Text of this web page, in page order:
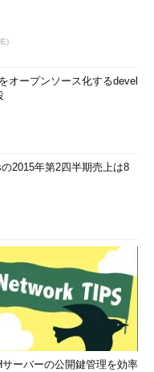
テム（現TIS）に入社。
を経験。2005年独立
トを歴任。現在はIT企業
を執筆。
連載中。
オープンソース化するdevel
2015年第2四半期売上は8
サーバーの公開鍵管理を効率